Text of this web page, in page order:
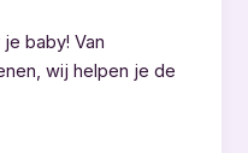
baby! Van
wij helpen je de